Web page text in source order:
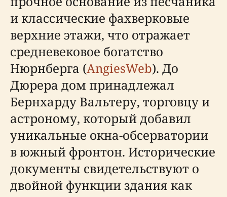
и классические фахверковые
верхние этажи, что отражает
средневековое богатство
Нюрнберга (AngiesWeb). До
Дюрера дом принадлежал
Бернхарду Вальтеру, торговцу и
астроному, который добавил
уникальные окна-обсерватории
в южный фронтон. Исторические
документы свидетельствуют о
двойной функции здания как